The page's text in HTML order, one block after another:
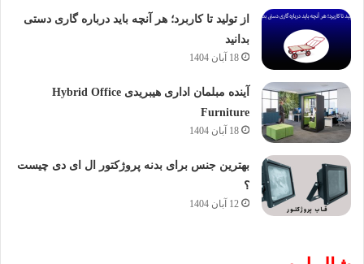
از تولید تا کاربرد؛ هر آنچه باید درباره گاری دستی
بدانید
18 آبان 1404
آینده مبلمان اداری هیبریدی Hybrid Office
Furniture
18 آبان 1404
بهترین جنس برای بدنه پروژکتور ال ای دی چیست
؟
12 آبان 1404